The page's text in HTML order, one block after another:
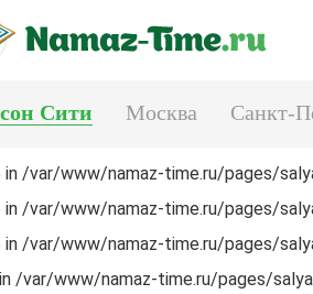
Сити Москва Санкт-
Екатеринбург
in /var/www/namaz-time.ru/pages/
in /var/www/namaz-time.ru/pages/
in /var/www/namaz-time.ru/pages/
/var/www/namaz-time.ru/pages/